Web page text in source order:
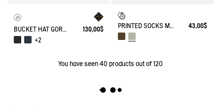
BUCKET HAT GORE-TEX®
130,00$
+2
PRINTED SOCKS MADE IN FRANCE 43,00$
You have seen 40 products out of 120